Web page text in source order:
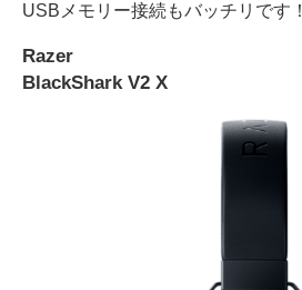
USBメモリー接続もバッチリです！
Razer
BlackShark V2 X